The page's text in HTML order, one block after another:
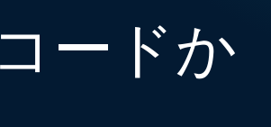
ードか